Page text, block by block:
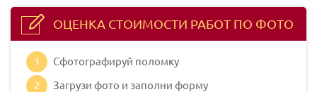
ОЦЕНКА СТОИМОСТИ РАБОТ ПО ФОТО
1
Сфотографируй поломку
2
Загрузи фото и заполни форму